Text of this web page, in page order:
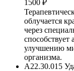
1500 ₽
облучается
через
улучшению
организма.
A22.30.015